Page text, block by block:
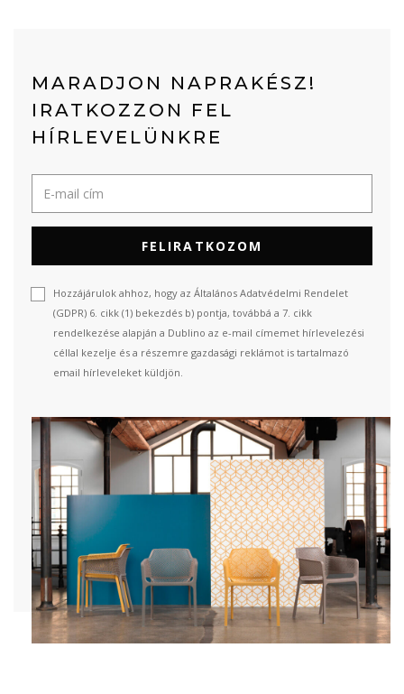
MARADJON NAPRAKÉSZ!
IRATKOZZON FEL
HÍRLEVELÜNKRE
FELIRATKOZOM
Hozzájárulok ahhoz, hogy az Általános Adatvédelmi Rendelet
(GDPR) 6. cikk (1) bekezdés b) pontja, továbbá a 7. cikk
rendelkezése alapján a Dublino az e-mail címemet hírlevelezési
céllal kezelje és a részemre gazdasági reklámot is tartalmazó
email hírleveleket küldjön.